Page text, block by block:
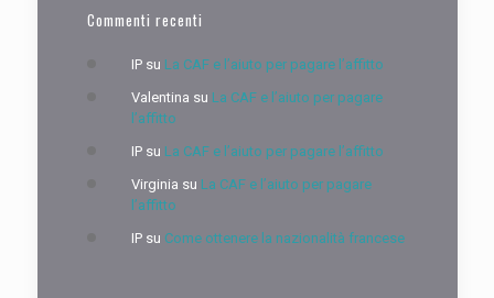
Commenti recenti
IPsu La CAF e l’aiuto per pagare l’affitto
Valentina su La CAF e l’aiuto per pagare
l’affitto
IPsu La CAF e l’aiuto per pagare l’affitto
Virginia su La CAF e l’aiuto per pagare
l’affitto
IPsu Come ottenere la nazionalità francese